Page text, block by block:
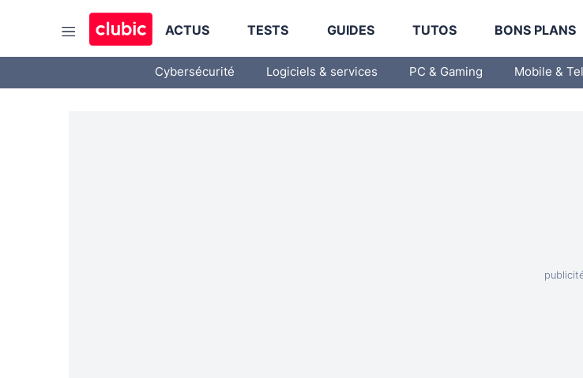
ACTUS TESTS GUIDES TUTOS BONS PLANS
Cybersécurité Logiciels & services PC & Gaming Mobile &